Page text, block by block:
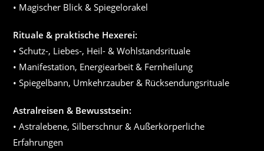
• Magischer Blick & Spiegelorakel
Rituale & praktische Hexerei:
• Schutz-, Liebes-, Heil- & Wohlstandsrituale
• Manifestation, Energiearbeit & Fernheilung
• Spiegelbann, Umkehrzauber & Rücksendungsrituale
Astralreisen & Bewusstsein:
• Astralebene, Silberschnur & Außerkörperliche
Erfahrungen